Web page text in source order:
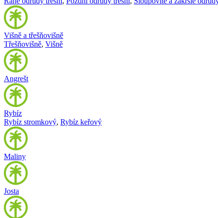
Višně a třešňovišně
Třešňovišně, Višně
Angrešt
Rybíz
Rybíz stromkový, Rybíz keřový
Maliny
Josta